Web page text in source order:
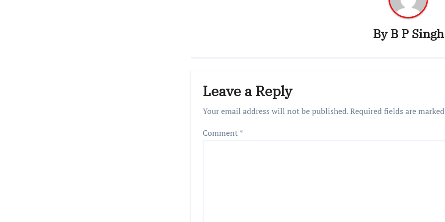
ByB P Singh
Leave a Reply
Your email address will not be published.Required fields are
Comment*